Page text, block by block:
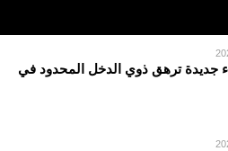
جديدة ترهق ذوي الدخل المحدود في